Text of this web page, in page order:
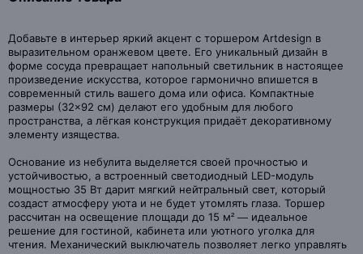
Добавьте в интерьер яркий акцент с торшером Artdesign в
выразительном оранжевом цвете. Его уникальный дизайн в
форме сосуда превращает напольный светильник в настоящее
произведение искусства, которое гармонично впишется в
современный стиль вашего дома или офиса. Компактные
размеры (32×92 см) делают его удобным для любого
пространства, а лёгкая конструкция придаёт декоративному
элементу изящества.
Основание из небулита выделяется своей прочностью и
устойчивостью, а встроенный светодиодный LED-модуль
мощностью 35 Вт дарит мягкий нейтральный свет, который
создаст атмосферу уюта и не будет утомлять глаза. Торшер
рассчитан на освещение площади до 15 м² — идеальное
решение для гостиной, кабинета или уютного уголка для
чтения. Механический выключатель позволяет легко управлять